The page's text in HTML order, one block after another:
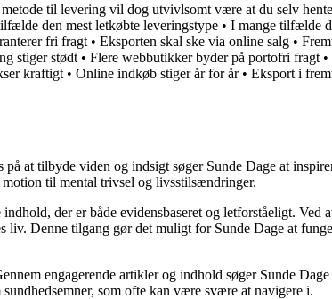
til levering vil dog utvivlsomt være at du selv
den mest letkøbte leveringstype • I mange tilfælde
fri fragt • Eksporten skal ske via online salg •
stiger stødt • Flere webbutikker byder på portofri fragt •
kraftigt • Online indkøb stiger år for år• Eksport i
at tilbyde viden og indsigt søger Sunde Dage at
til mental trivsel og livsstilsændringer.
der er både evidensbaseret og letforståeligt. Ved
Denne tilgang gør det muligt for Sunde Dage at
engagerende artikler og indhold søger Sunde
som ofte kan være svære at navigere i.